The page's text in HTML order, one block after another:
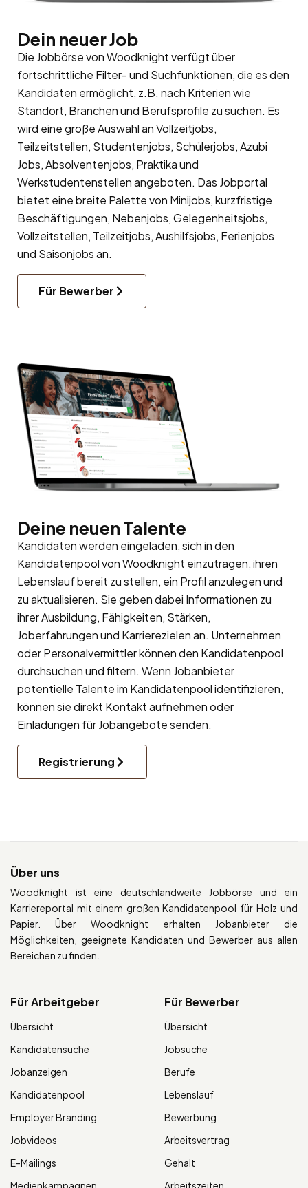
Dein neuer Job
Die Jobbörse von Woodknight verfügt über
fortschrittliche Filter- und Suchfunktionen, die es den
Kandidaten ermöglicht, z.B. nach Kriterien wie
Standort, Branchen und Berufsprofile zu suchen. Es
wird eine große Auswahl an Vollzeitjobs,
Teilzeitstellen, Studentenjobs, Schülerjobs, Azubi
Jobs, Absolventenjobs, Praktika und
Werkstudentenstellen angeboten. Das Jobportal
bietet eine breite Palette von Minijobs, kurzfristige
Beschäftigungen, Nebenjobs, Gelegenheitsjobs,
Vollzeitstellen, Teilzeitjobs, Aushilfsjobs, Ferienjobs
und Saisonjobs an.
Für Bewerber
Deine neuen Talente
Kandidaten werden eingeladen, sich in den
Kandidatenpoolvon Woodknight einzutragen, ihren
Lebenslauf bereit zu stellen, ein Profil anzulegen und
zu aktualisieren. Sie geben dabei Informationen zu
ihrer Ausbildung, Fähigkeiten, Stärken,
Joberfahrungen und Karrierezielen an. Unternehmen
oder Personalvermittler können den Kandidatenpool
durchsuchen und filtern. Wenn Jobanbieter
potentielle Talente im Kandidatenpool identifizieren,
können sie direkt Kontakt aufnehmen oder
Einladungen für Jobangebote senden.
Registrierung
Über uns
Woodknight ist eine deutschlandweite Jobbörse und ein
Karriereportal mit einem großen Kandidatenpool für Holz und
Papier. Über Woodknight erhalten Jobanbieter die
Möglichkeiten, geeignete Kandidaten und Bewerber aus allen
Bereichen zu finden.
Für Arbeitgeber
Übersicht
Kandidatensuche
Jobanzeigen
Kandidatenpool
Employer Branding
Jobvideos
E-Mailings
Medienkampagnen
Für Bewerber
Übersicht
Jobsuche
Berufe
Lebenslauf
Bewerbung
Arbeitsvertrag
Gehalt
Arbeitszeiten